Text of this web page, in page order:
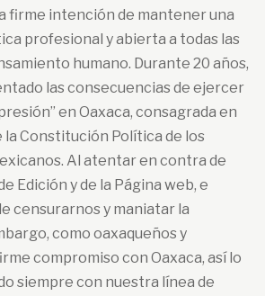
firme intención de mantener una
profesional y abierta a todas las
humano. Durante 20 años,
las consecuencias de ejercer
en Oaxaca, consagrada en
la Constitución Política de los
Al atentar en contra de
Edición y de la Página web, e
censurarnos y maniatar la
como oaxaqueños y
compromiso con Oaxaca, así lo
siempre con nuestra línea de